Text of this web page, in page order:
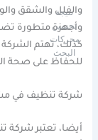
نتيجة
تحسين
محركات
البحث
والفلل والشقق
وأجهزة متطورة
كذلك، تهتم
للحفاظ على صحة
شركة تنظيف في
أيضا، تعتبر